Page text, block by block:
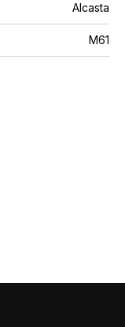
Alcasta
M61